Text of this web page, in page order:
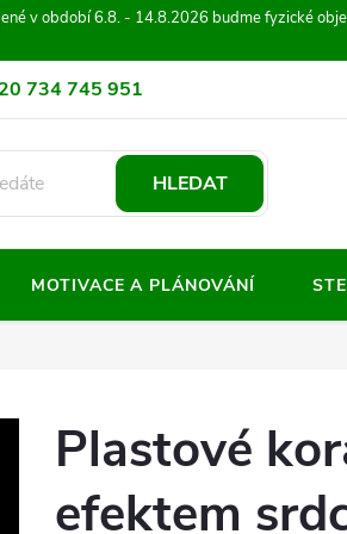
v období 6.8. - 14.8.2026 budme fyzické
734 745 951
osobních údajů
HLEDAT
MOTIVACE A PLÁNOVÁNÍ
Plastové
efektem